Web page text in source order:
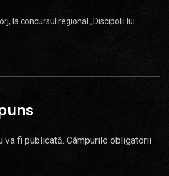
la concursul regional „Discipolii lui
va fi publicată. Câmpurile obligatorii